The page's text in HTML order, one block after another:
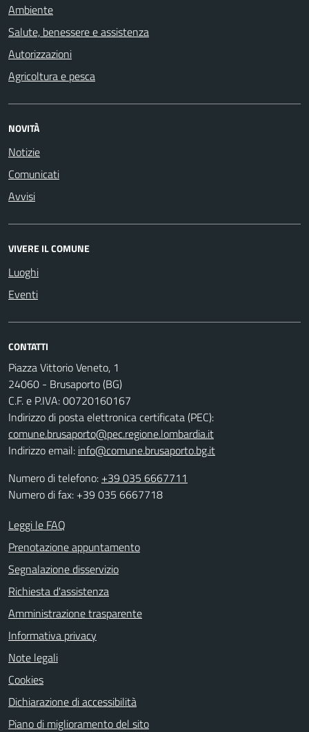
Ambiente
Salute, benessere e assistenza
Autorizzazioni
Agricoltura e pesca
NOVITÀ
Notizie
Comunicati
Avvisi
VIVERE IL COMUNE
Luoghi
Eventi
CONTATTI
Piazza Vittorio Veneto, 1
24060 - Brusaporto (BG)
C.F. e P.IVA: 00720160167
Indirizzo di posta elettronica certificata (PEC):
comune.brusaporto@pec.regione.lombardia.it
Indirizzo email: info@comune.brusaporto.bg.it
Numero di telefono: +39 035 6667711
Numero di fax: +39 035 6667718
Leggi le FAQ
Prenotazione appuntamento
Segnalazione disservizio
Richiesta d'assistenza
Amministrazione trasparente
Informativa privacy
Note legali
Cookies
Dichiarazione di accessibilità
Piano di miglioramento del sito